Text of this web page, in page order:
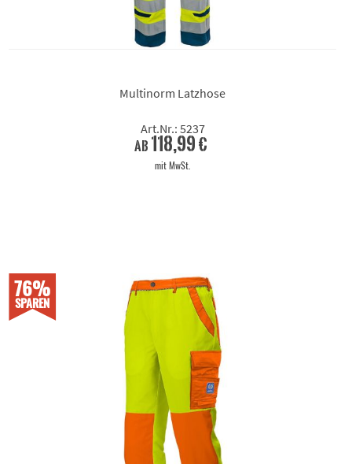
Multinorm Latzhose
Art.Nr.: 5237
ab 118,99 €
mit MwSt.
76%
SPAREN